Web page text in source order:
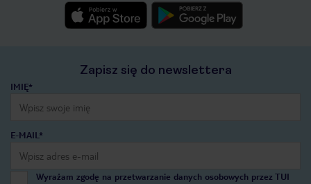
Zapisz się do newslettera
IMIĘ*
E-MAIL*
Wyrażam zgodę na przetwarzanie danych osobowych przez TUI